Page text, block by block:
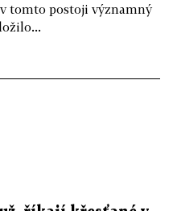
tomto postoji významný